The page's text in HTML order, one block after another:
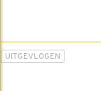
UITGEVLOGEN